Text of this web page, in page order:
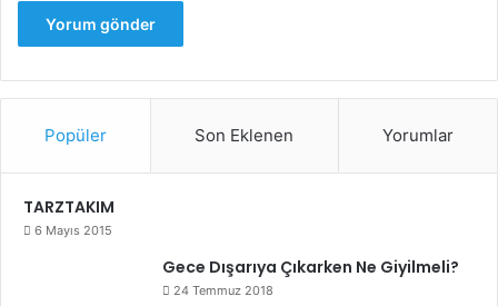
Popüler Son Eklenen Yorumlar
TARZTAKIM
6 Mayıs 2015
Gece Dışarıya Çıkarken Ne Giyilmeli?
24 Temmuz 2018